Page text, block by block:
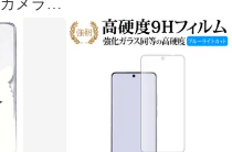
メラ保